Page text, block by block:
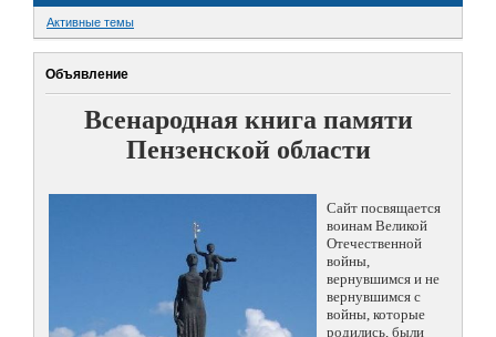
Активные темы
Объявление
Всенародная книга памяти
Пензенской области
Сайт посвящается
воинам Великой
Отечественной
войны,
вернувшимся и не
вернувшимся с
войны, которые
родились, были